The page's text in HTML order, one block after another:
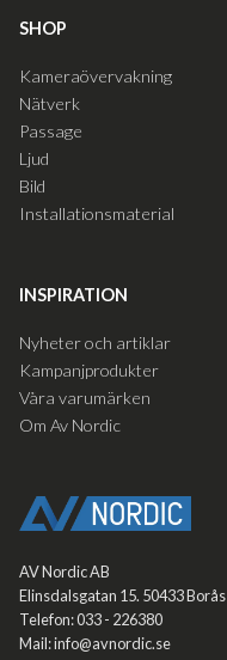
AV Nordic AB
Elinsdalsgatan 15. 50433 Borås
Telefon: 033 - 226380
Mail: info@avnordic.se
SHOP
Kameraövervakning
Nätverk
Passage
Ljud
Bild
Installationsmaterial
INSPIRATION
Nyheter och artiklar
Kampanjprodukter
Våra varumärken
Om Av Nordic